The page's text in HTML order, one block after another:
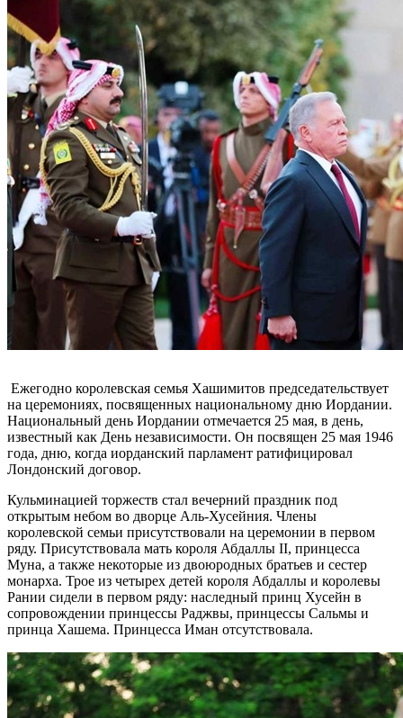
Ежегодно королевская семья Хашимитов председательствует
на церемониях, посвященных национальному дню Иордании.
Национальный день Иордании отмечается 25 мая, в день,
известный как День независимости. Он посвящен 25 мая 1946
года, дню, когда иорданский парламент ратифицировал
Лондонский договор.
Кульминацией торжеств стал вечерний праздник под
открытым небом во дворце Аль-Хусейния. Члены
королевской семьи присутствовали на церемонии в первом
ряду. Присутствовала мать короля Абдаллы II, принцесса
Муна, а также некоторые из двоюродных братьев и сестер
монарха. Трое из четырех детей короля Абдаллы и королевы
Рании сидели в первом ряду: наследный принц Хусейн в
сопровождении принцессы Раджвы, принцессы Сальмы и
принца Хашема. Принцесса Иман отсутствовала.